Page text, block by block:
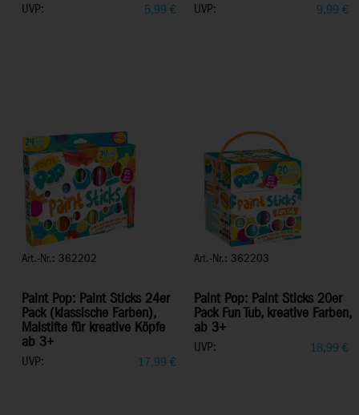
UVP: 5,99 € UVP: 9,99 €
Art.-Nr.: 362202
Paint Pop: Paint Sticks 24er
Pack (klassische Farben),
Malstifte für kreative Köpfe
ab 3+
UVP: 17,99 €
Art.-Nr.: 362203
Paint Pop: Paint Sticks 20er
Pack Fun Tub, kreative Farben,
ab 3+
UVP: 18,99 €